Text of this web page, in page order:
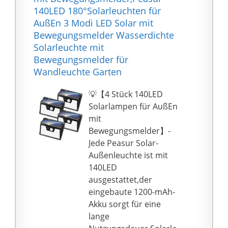
wasserdichte Schutzart
IP67 ermöglicht es die
Leuchten, allen Arten
von schlechtem Wetter
auszusetzen.
Verwendbar bei
bis 50 ° C
☆Sicherheit
gewährleistet☆:
Ausgestattet mit
Bewegungssensoren,
um die Sicherheit der
Umgebung Ihres
Hauses zu
gewährleisten.
Verhindert
Überhitzung,
bewegungsmelder
außen bestehen aus
energiesparendem
laminiertem Solarpanel,
die Umwandlungsrate
erreicht bis zu 20-
22{003acb3bc4b4c166cf
b5f3cfff5ca55d8ba23ae
86eda5ebb2c46a1b906
492997}, die
Ladegeschwindigkeit ist
tagsüber schneller und
die Beleuchtungszeit in
der Nacht kann länger
dauern.
Sonnenkollektoren
funktionieren, indem
sie Sonnenenergie in
Elektrizität umwandeln,
140LED 180°Solarleuchten für
AußEn 3 Modi LED Solar mit
Bewegungsmelder Wasserdichte
Solarleuchte mit
Bewegungsmelder für
Wandleuchte Garten
💡【4 Stück 140LED
Solarlampen für AußEn
mit
Bewegungsmelder】-
Jede Peasur Solar-
Außenleuchte ist mit
140LED
ausgestattet,der
eingebaute 1200-mAh-
Akku sorgt für eine
lange